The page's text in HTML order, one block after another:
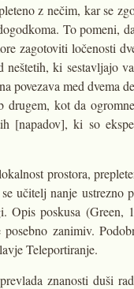
z nečim, kar se
To pomeni,
zagotoviti ločenosti
ki sestavljajo
med dvema
kot da
[napadov], ki so
prostora,
učitelj nanje
Opis poskusa
zanimiv.
Teleportiranje.
znanosti duši